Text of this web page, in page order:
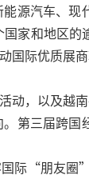
源汽车、
家和地区
国际优质
，以及越
第三届跨
“朋友圈”